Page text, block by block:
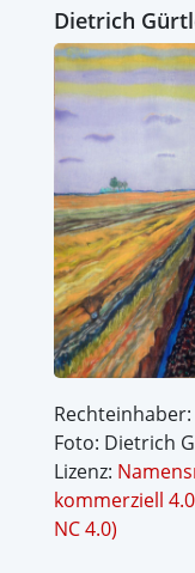
Dietrich
Foto: Dietrich
Lizenz:
kommerziell
NC 4.0)